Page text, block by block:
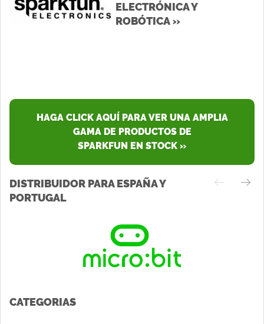
ELECTRÓNICA Y
ROBÓTICA »
HAGA CLICK AQUÍ PARA VER UNA AMPLIA
GAMA DE PRODUCTOS DE
SPARKFUN EN STOCK »
DISTRIBUIDOR PARA ESPAÑA Y
PORTUGAL
CATEGORIAS